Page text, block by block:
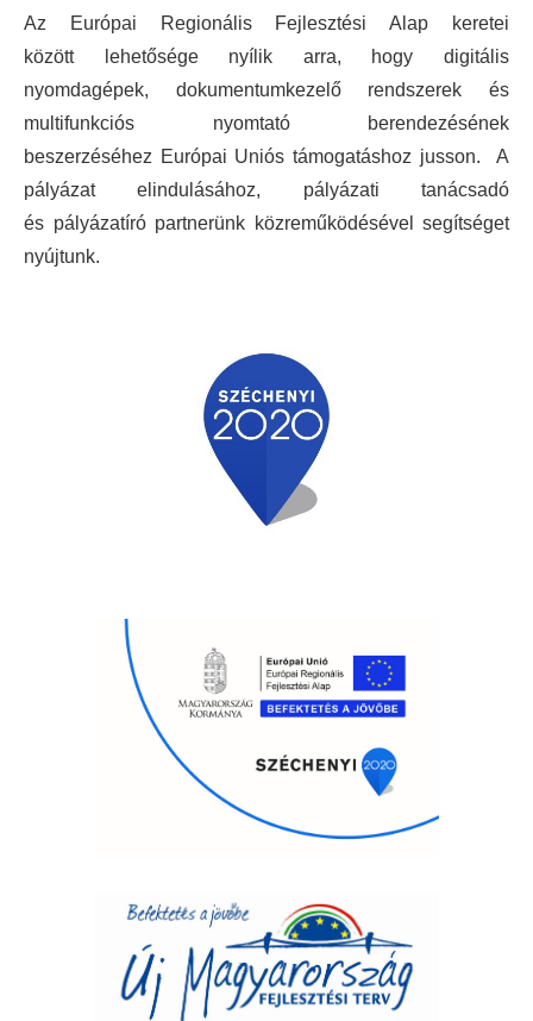
Az Európai Regionális Fejlesztési Alap keretei
között lehetősége nyílik arra, hogy digitális
nyomdagépek, dokumentumkezelő rendszerek és
multifunkciós nyomtató berendezésének
beszerzéséhez Európai Uniós támogatáshoz jusson. A
pályázat elindulásához, pályázati tanácsadó
és pályázatíró partnerünk közreműködésével segítséget
nyújtunk.